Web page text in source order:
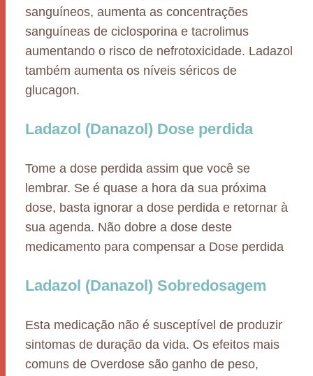
sanguíneos, aumenta as concentrações
sanguíneas de ciclosporina e tacrolimus
aumentando o risco de nefrotoxicidade. Ladazol
também aumenta os níveis séricos de
glucagon.
Ladazol (Danazol) Dose perdida
Tome a dose perdida assim que você se
lembrar. Se é quase a hora da sua próxima
dose, basta ignorar a dose perdida e retornar à
sua agenda. Não dobre a dose deste
medicamento para compensar a Dose perdida
Ladazol (Danazol) Sobredosagem
Esta medicação não é susceptível de produzir
sintomas de duração da vida. Os efeitos mais
comuns de Overdose são ganho de peso,